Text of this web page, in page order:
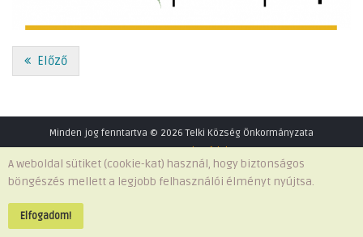
Előző
Minden jog fenntartva © 2026 Telki Község Önkormányzata
Impresszum-Adatvédelem
A weboldal sütiket (cookie-kat) használ, hogy biztonságos
böngészés mellett a legjobb felhasználói élményt nyújtsa.
Elfogadom!